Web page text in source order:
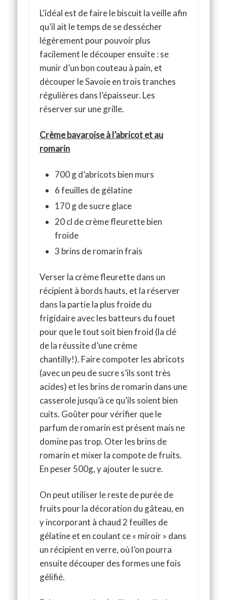
L’idéal est de faire le biscuit la veille afin
qu’il ait le temps de se dessécher
légèrement pour pouvoir plus
facilement le découper ensuite : se
munir d’un bon couteau à pain, et
découper le Savoie en trois tranches
régulières dans l’épaisseur. Les
réserver sur une grille.
Crème bavaroise à l’abricot et au
romarin
700 g d’abricots bien murs
6 feuilles de gélatine
170 g de sucre glace
20 cl de crème fleurette bien
froide
3 brins de romarin frais
Verser la crème fleurette dans un
récipient à bords hauts, et la réserver
dans la partie la plus froide du
frigidaire avec les batteurs du fouet
pour que le tout soit bien froid (la clé
de la réussite d’une crème
chantilly!). Faire compoter les abricots
(avec un peu de sucre s’ils sont très
acides) et les brins de romarin dans une
casserole jusqu’à ce qu’ils soient bien
cuits. Goûter pour vérifier que le
parfum de romarin est présent mais ne
domine pas trop. Oter les brins de
romarin et mixer la compote de fruits.
En peser 500g, y ajouter le sucre.
On peut utiliser le reste de purée de
fruits pour la décoration du gâteau, en
y incorporant à chaud 2 feuilles de
gélatine et en coulant ce « miroir » dans
un récipient en verre, où l’on pourra
ensuite découper des formes une fois
gélifié.